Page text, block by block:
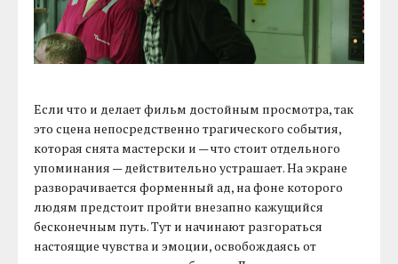
Если что и делает фильм достойным просмотра, так
это сцена непосредственно трагического события,
которая снята мастерски и — что стоит отдельного
упоминания — действительно устрашает. На экране
разворачивается форменный ад, на фоне которого
людям предстоит пройти внезапно кажущийся
бесконечным путь. Тут и начинают разгораться
настоящие чувства и эмоции, освобождаясь от